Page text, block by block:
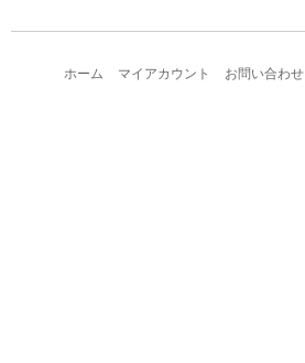
ホーム マイアカウント お問い合わせ